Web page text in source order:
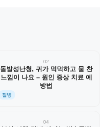
02
돌발성난청, 귀가 먹먹하고 물 찬
느낌이 나요 – 원인 증상 치료 예
방법
질병
04